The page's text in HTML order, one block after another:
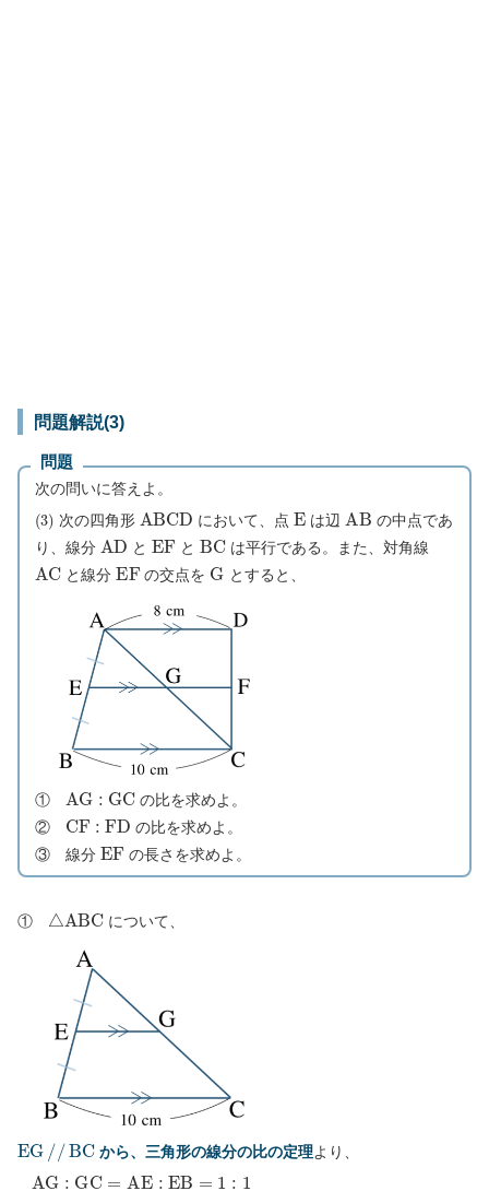
問題解説(3)
問題
次の問いに答えよ。
(3) 次の四角形 A BCD において、点 E は辺 A B の中点であ
り、線分 A D と EF と BC は平行である。また、対角線
A C と線分 EFの交点を G とすると、
① A G: GC
の比を求めよ。
②
CF: FD
の比を求めよ。
③ 線分 EFの長さを求めよ。
① △ ABC について、
EG /BC から、三角形の線分の比の定理より、
A G GC= :EB 1:1